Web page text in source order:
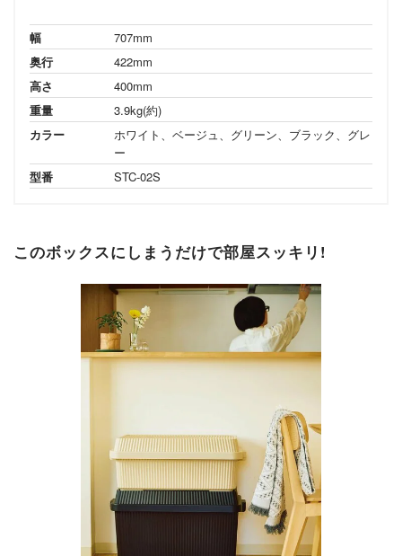
幅
707mm
奥行
422mm
高さ
400mm
重量
3.9kg(約)
カラー
ホワイト、ベージュ、グリーン、ブラック、グレ
ー
型番
STC-02S
このボックスにしまうだけで部屋スッキリ!